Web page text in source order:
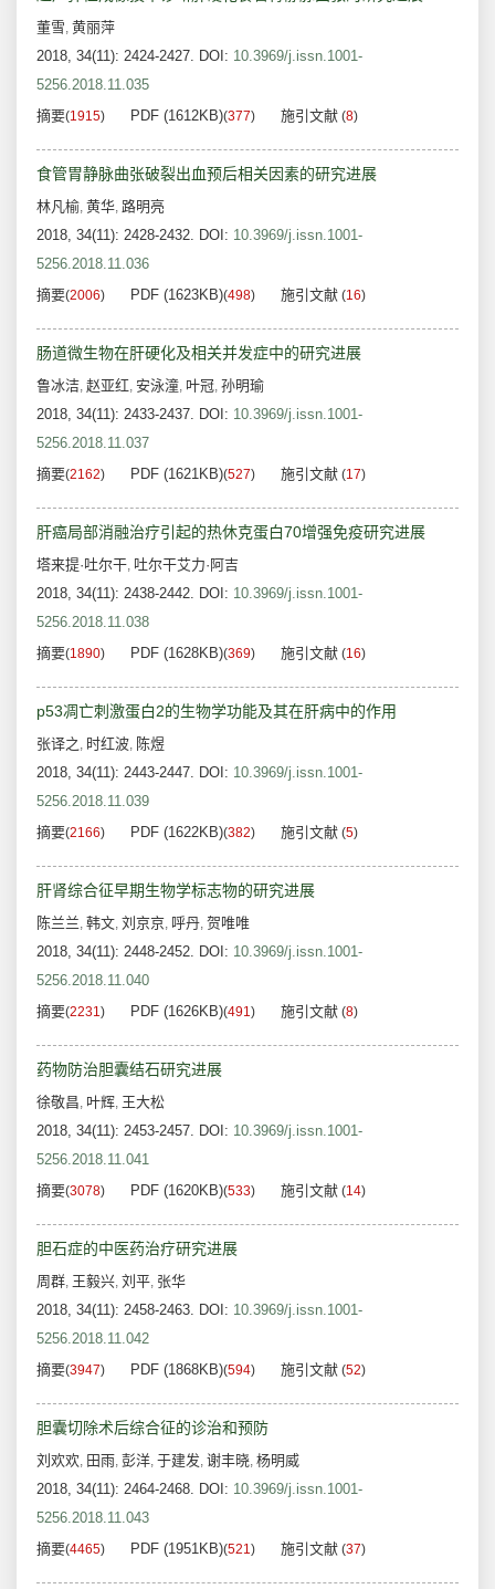
董雪, 黄丽萍
2018, 34(11): 2424-2427. DOI: 10.3969/j.issn.1001-
5256.2018.11.035
摘要(1915) PDF (1612KB)(377) 施引文献 (8)
食管胃静脉曲张破裂出血预后相关因素的研究进展
林凡榆, 黄华, 路明亮
2018, 34(11): 2428-2432. DOI: 10.3969/j.issn.1001-
5256.2018.11.036
摘要(2006) PDF (1623KB)(498) 施引文献 (16)
肠道微生物在肝硬化及相关并发症中的研究进展
鲁冰洁, 赵亚红, 安泳潼, 叶冠, 孙明瑜
2018, 34(11): 2433-2437. DOI: 10.3969/j.issn.1001-
5256.2018.11.037
摘要(2162) PDF (1621KB)(527) 施引文献 (17)
肝癌局部消融治疗引起的热休克蛋白70增强免疫研究进展
塔来提·吐尔干, 吐尔干艾力·阿吉
2018, 34(11): 2438-2442. DOI: 10.3969/j.issn.1001-
5256.2018.11.038
摘要(1890) PDF (1628KB)(369) 施引文献 (16)
p53凋亡刺激蛋白2的生物学功能及其在肝病中的作用
张译之 , 时红波, 陈煜
2018, 34(11): 2443-2447. DOI: 10.3969/j.issn.1001-
5256.2018.11.039
摘要(2166) PDF (1622KB)(382) 施引文献 (5)
肝肾综合征早期生物学标志物的研究进展
陈兰兰, 韩文, 刘京京, 呼丹, 贺唯唯
2018, 34(11): 2448-2452. DOI: 10.3969/j.issn.1001-
5256.2018.11.040
摘要(2231) PDF (1626KB)(491) 施引文献 (8)
药物防治胆囊结石研究进展
徐敬昌, 叶辉, 王大松
2018, 34(11): 2453-2457. DOI: 10.3969/j.issn.1001-
5256.2018.11.041
摘要(3078) PDF (1620KB)(533) 施引文献 (14)
胆石症的中医药治疗研究进展
周群, 王毅兴, 刘平, 张华
2018, 34(11): 2458-2463. DOI: 10.3969/j.issn.1001-
5256.2018.11.042
摘要(3947) PDF (1868KB)(594) 施引文献 (52)
胆囊切除术后综合征的诊治和预防
刘欢欢, 田雨, 彭洋, 于建发, 谢丰晓, 杨明威
2018, 34(11): 2464-2468. DOI: 10.3969/j.issn.1001-
5256.2018.11.043
摘要(4465) PDF (1951KB)(521) 施引文献 (37)